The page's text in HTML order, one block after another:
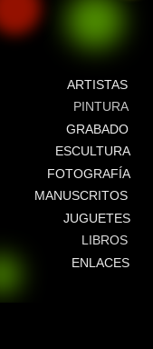
ARTISTAS
PINTURA
GRABADO
ESCULTURA
FOTOGRAFÍA
MANUSCRITOS
JUGUETES
LIBROS
ENLACES